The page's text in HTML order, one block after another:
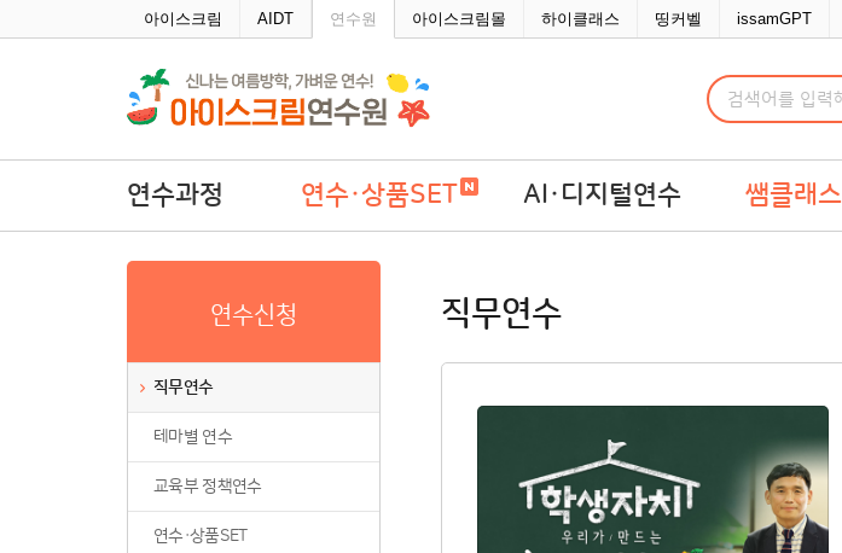
아이스크림 AIDT 연수원 아이스크림몰 하이클래스 띵커벨 issamGPT
연수과정
테마별 연수
교육부 정책연수
연수·상품SET
연수회원권
연수패키지
자율연수
연수·상품SET AI·디지털연수
학교맞춤 예산견적
쌤클래스
쌤바이브
연수신청
직무연수
테마별 연수
교육부 정책연수
연수·상품SET
직무연수